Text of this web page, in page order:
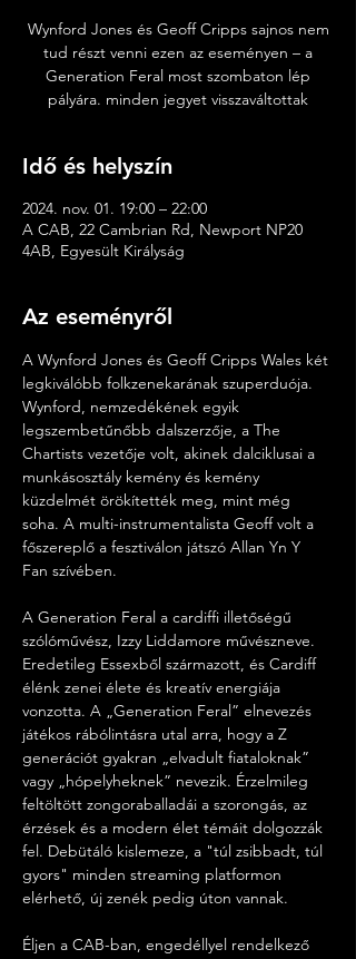
Wynford Jones és Geoff Cripps sajnos nem
tud részt venni ezen az eseményen – a
Generation Feral most szombaton lép
pályára. minden jegyet visszaváltottak
Idő és helyszín
2024. nov. 01. 19:00 – 22:00
A CAB, 22 Cambrian Rd, Newport NP20
4AB, Egyesült Királyság
Az eseményről
A Wynford Jones és Geoff Cripps Wales két
legkiválóbb folkzenekarának szuperduója.
Wynford, nemzedékének egyik
legszembetűnőbb dalszerzője, a The
Chartists vezetője volt, akinek dalciklusai a
munkásosztály kemény és kemény
küzdelmét örökítették meg, mint még
soha. A multi-instrumentalista Geoff volt a
főszereplő a fesztiválon játszó Allan Yn Y
Fan szívében.
A Generation Feral a cardiffi illetőségű
szólóművész, Izzy Liddamore művészneve.
Eredetileg Essexből származott, és Cardiff
élénk zenei élete és kreatív energiája
vonzotta. A „Generation Feral” elnevezés
játékos rábólintásra utal arra, hogy a Z
generációt gyakran „elvadult fiataloknak”
vagy „hópelyheknek” nevezik. Érzelmileg
feltöltött zongoraballadái a szorongás, az
érzések és a modern élet témáit dolgozzák
fel. Debütáló kislemeze, a "túl zsibbadt, túl
gyors" minden streaming platformon
elérhető, új zenék pedig úton vannak.
Éljen a CAB-ban, engedéllyel rendelkező